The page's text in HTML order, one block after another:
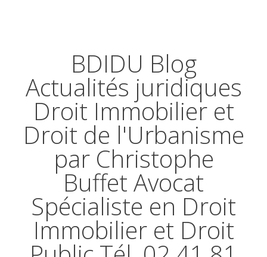
BDIDU Blog
Actualités juridiques
Droit Immobilier et
Droit de l'Urbanisme
par Christophe
Buffet Avocat
Spécialiste en Droit
Immobilier et Droit